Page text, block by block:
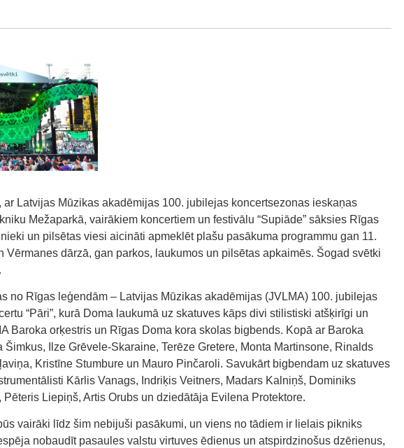
ar Latvijas Mūzikas akadēmijas 100. jubilejas koncertsezonas ieskaņas
Mežaparkā, vairākiem koncertiem un festivālu “Supiāde” sāksies Rīgas
un pilsētas viesi aicināti apmeklēt plašu pasākuma programmu gan 11.
Vērmanes dārzā, gan parkos, laukumos un pilsētas apkaimēs. Šogad svētki
no Rīgas leģendām – Latvijas Mūzikas akadēmijas (JVLMA) 100. jubilejas
“Pāri”, kurā Doma laukumā uz skatuves kāps divi stilistiski atšķirīgi un
Baroka orķestris un Rīgas Doma kora skolas bigbends. Kopā ar Baroka
Šimkus, Ilze Grēvele-Skaraine, Terēze Gretere, Monta Martinsone, Rinalds
Kristīne Stumbure un Mauro Pinčaroli. Savukārt bigbendam uz skatuves
Kārlis Vanags, Indriķis Veitners, Madars Kalniņš, Dominiks
Liepiņš, Artis Orubs un dziedātāja Evilena Protektore.
vairāki līdz šim nebijuši pasākumi, un viens no tādiem ir lielais pikniks
nobaudīt pasaules valstu virtuves ēdienus un atspirdzinošus dzērienus,